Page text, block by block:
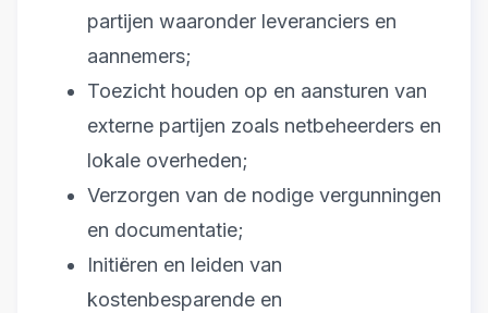
partijen waaronder leveranciers en
aannemers;
Toezicht houden op en aansturen van
externe partijen zoals netbeheerders en
lokale overheden;
Verzorgen van de nodige vergunningen
en documentatie;
Initiëren en leiden van
kostenbesparende en